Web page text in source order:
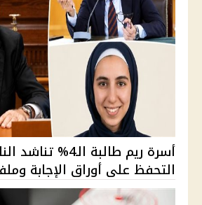
أسرة ريم طالبة الـ4%
التحفظ على أوراق الإجابة